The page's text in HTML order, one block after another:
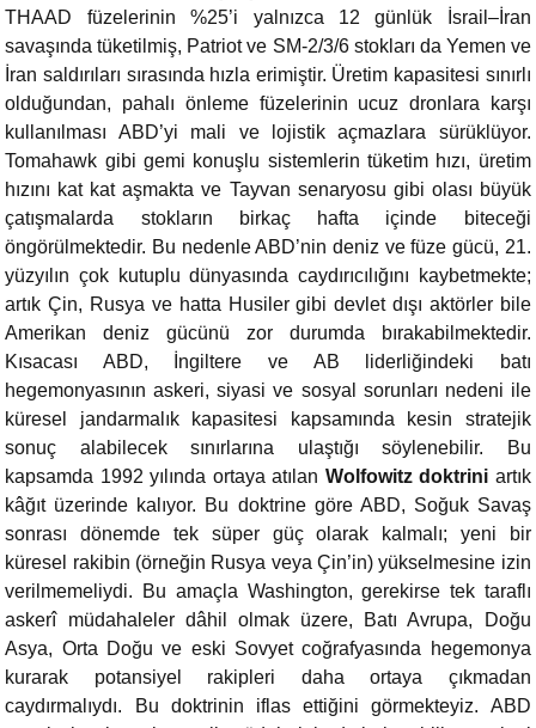
THAAD füzelerinin %25’i yalnızca 12 günlük İsrail–İran
savaşında tüketilmiş, Patriot ve SM-2/3/6 stokları da Yemen ve
İran saldırıları sırasında hızla erimiştir. Üretim kapasitesi sınırlı
olduğundan, pahalı önleme füzelerinin ucuz dronlara karşı
kullanılması ABD’yi mali ve lojistik açmazlara sürüklüyor.
Tomahawk gibi gemi konuşlu sistemlerin tüketim hızı, üretim
hızını kat kat aşmakta ve Tayvan senaryosu gibi olası büyük
çatışmalarda stokların birkaç hafta içinde biteceği
öngörülmektedir. Bu nedenle ABD’nin deniz ve füze gücü, 21.
yüzyılın çok kutuplu dünyasında caydırıcılığını kaybetmekte;
artık Çin, Rusya ve hatta Husiler gibi devlet dışı aktörler bile
Amerikan deniz gücünü zor durumda bırakabilmektedir.
Kısacası ABD, İngiltere ve AB liderliğindeki batı
hegemonyasının askeri, siyasi ve sosyal sorunları nedeni ile
küresel jandarmalık kapasitesi kapsamında kesin stratejik
sonuç alabilecek sınırlarına ulaştığı söylenebilir. Bu
kapsamda 1992 yılında ortaya atılan Wolfowitz doktrini artık
kâğıt üzerinde kalıyor. Bu doktrine göre ABD, Soğuk Savaş
sonrası dönemde tek süper güç olarak kalmalı; yeni bir
küresel rakibin (örneğin Rusya veya Çin’in) yükselmesine izin
verilmemeliydi. Bu amaçla Washington, gerekirse tek taraflı
askerî müdahaleler dâhil olmak üzere, Batı Avrupa, Doğu
Asya, Orta Doğu ve eski Sovyet coğrafyasında hegemonya
kurarak potansiyel rakipleri daha ortaya çıkmadan
caydırmalıydı. Bu doktrinin iflas ettiğini görmekteyiz. ABD